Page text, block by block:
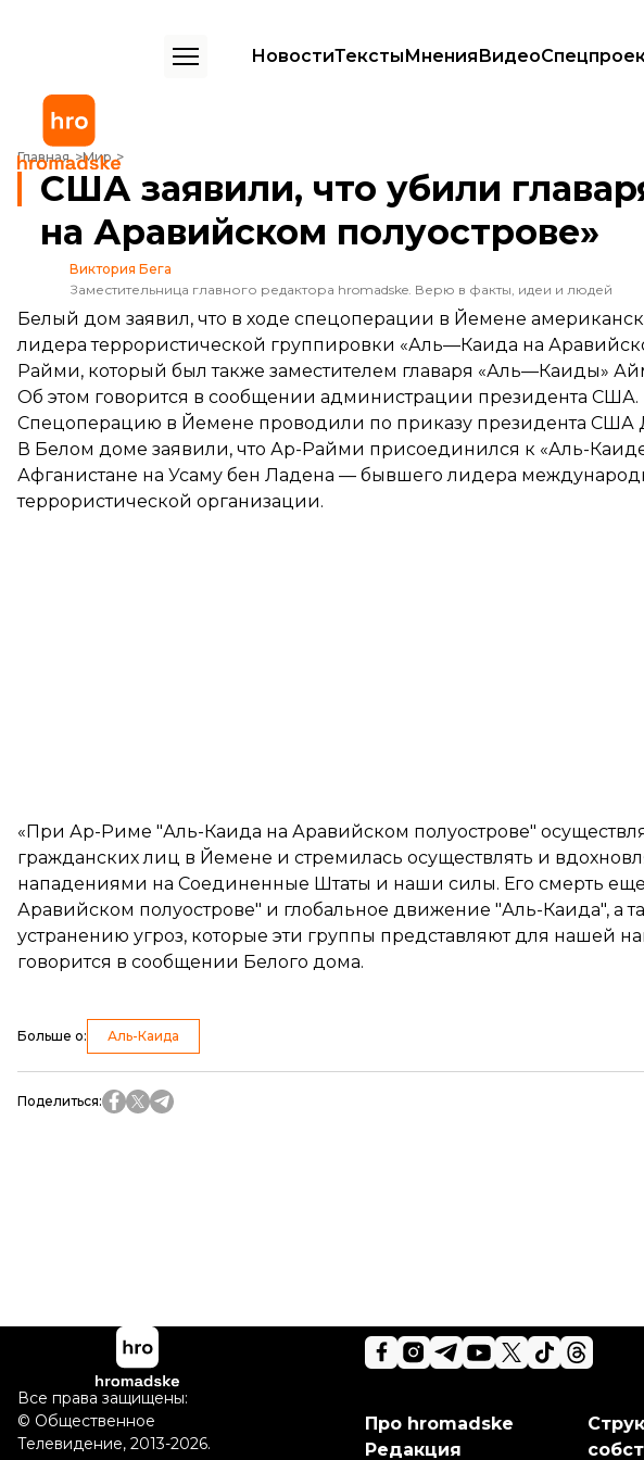
НовостиТекстыМненияВидео
Главная Мир
США заявили, что убили главаря «Аль-Каиды на Аравийском полуострове»
США заявили, что убили
на Аравийском полуострове»
Виктория Бега
Заместительница главного редактора hromadske. Верю в факты, идеи и людей
Белый дом заявил, что в ходе спецоперации в Йемене
лидера террористической группировки «Аль—Каида на
Райми, который был также заместителем главаря «Аль—Каиды»
Об этом говорится в сообщении администрации президента США.
Спецоперацию в Йемене проводили по приказу президента США
В Белом доме заявили, что Ар-Райми присоединился к «Аль-
Афганистане на Усаму бен Ладена — бывшего лидера
террористической организации.
«При Ар-Риме "Аль-Каида на Аравийском полуострове"
гражданских лиц в Йемене и стремилась осуществлять и
нападениями на Соединенные Штаты и наши силы. Его смерть
Аравийском полуострове" и глобальное движение "Аль-Каида", а
устранению угроз, которые эти группы представляют для нашей
говорится в сообщении Белого дома.
Больше о: Аль-Каида
Поделиться:
Про hromadske
Редакция
Все права защищены:
© Общественное
Телевидение, 2013-2026.